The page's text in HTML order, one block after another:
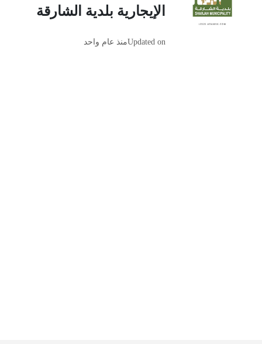
الإيجارية بلدية الشارقة
Updated onمنذ عام واحد